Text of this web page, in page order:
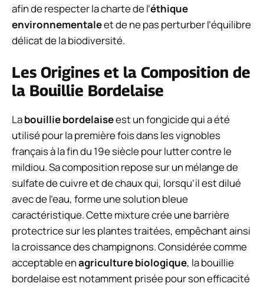
afin de respecter la charte de l’éthique
environnementaleet de ne pas perturber l’équilibre
délicat de la biodiversité.
Les Origines et la Composition de
la Bouillie Bordelaise
Labouillie bordelaiseest un fongicide qui a été
utilisé pour la première fois dans les vignobles
français à la fin du 19e siècle pour lutter contre le
mildiou. Sa composition repose sur un mélange de
sulfate de cuivre et de chaux qui, lorsqu’il est dilué
avec de l’eau, forme une solution bleue
caractéristique. Cette mixture crée une barrière
protectrice sur les plantes traitées, empêchant ainsi
la croissance des champignons. Considérée comme
acceptable enagriculture biologique, la bouillie
bordelaise est notamment prisée pour son efficacité